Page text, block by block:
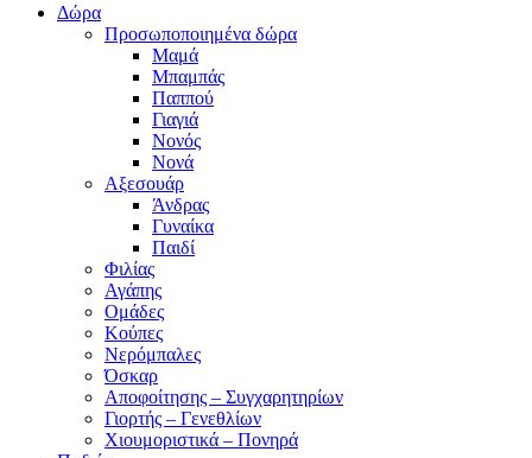
Δώρα
Προσωποποιημένα δώρα
Μαμά
Μπαμπάς
Παππού
Γιαγιά
Νονός
Νονά
Αξεσουάρ
Άνδρας
Γυναίκα
Παιδί
Φιλίας
Αγάπης
Ομάδες
Κούπες
Νερόμπαλες
Όσκαρ
Αποφοίτησης – Συγχαρητηρίων
Γιορτής – Γενεθλίων
Χιουμοριστικά – Πονηρά